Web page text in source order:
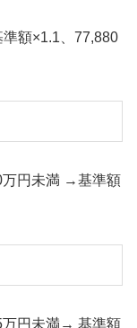
額×1.1、77,880
万円未満 →基準額
万円未満→ 基準額